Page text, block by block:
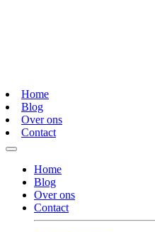
Home
Blog
Over ons
Contact
Home
Blog
Over ons
Contact